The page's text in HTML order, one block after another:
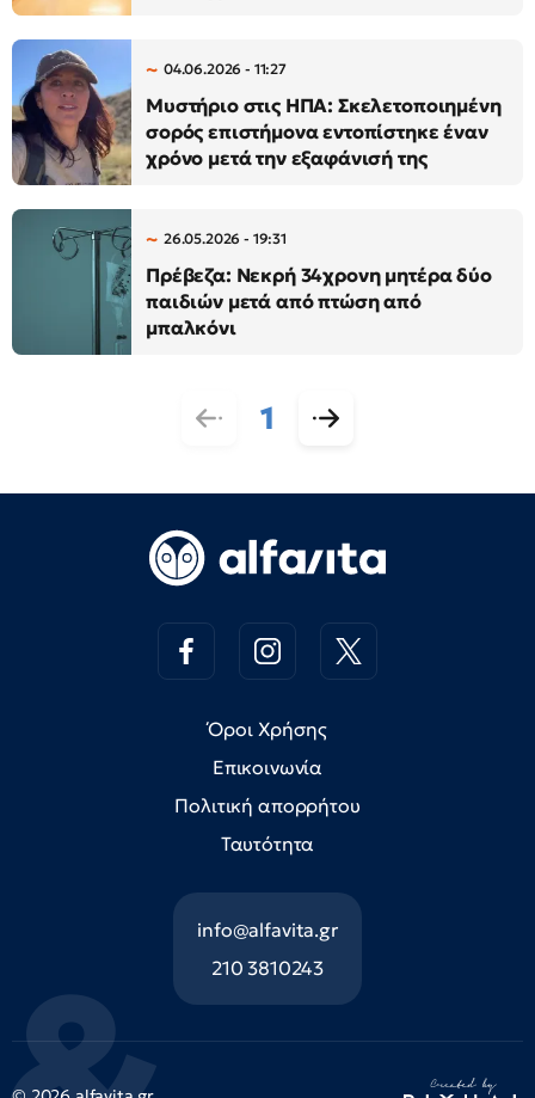
04.06.2026 - 11:27
Μυστήριο στις ΗΠΑ: Σκελετοποιημένη
σορός επιστήμονα εντοπίστηκε έναν
χρόνο μετά την εξαφάνισή της
26.05.2026 - 19:31
Πρέβεζα: Νεκρή 34χρονη μητέρα δύο
παιδιών μετά από πτώση από
μπαλκόνι
1
Όροι Χρήσης
Επικοινωνία
Πολιτική απορρήτου
Ταυτότητα
info@alfavita.gr
210 3810243